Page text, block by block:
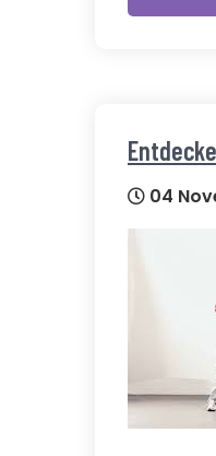
04